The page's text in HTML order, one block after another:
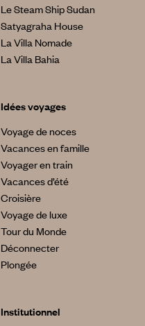
Le Steam Ship Sudan
Satyagraha House
La Villa Nomade
La Villa Bahia
Idées voyages
Voyage de noces
Vacances en famille
Voyager en train
Vacances d’été
Croisière
Voyage de luxe
Tour du Monde
Déconnecter
Plongée
Institutionnel